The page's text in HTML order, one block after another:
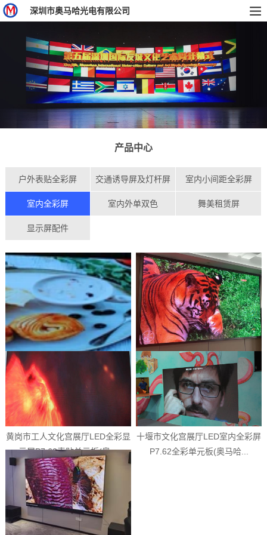
深圳市奥马哈光电有限公司
产品中心
户外表贴全彩屏 交通诱导屏及灯杆屏 室内小间距全彩屏
室内全彩屏 室内外单双色 舞美租赁屏
显示屏配件
P1.53室内全彩单元板 恩施市体育
运动中心会议室 深圳小间...
深圳小间距屏 P1.53室内全彩模组
开封市第二中医院会议室...
黄岗市工人文化宫展厅LED全彩显
示屏P7.62表贴单元板(奥...
十堰市文化宫展厅LED室内全彩屏
P7.62全彩单元板(奥马哈...